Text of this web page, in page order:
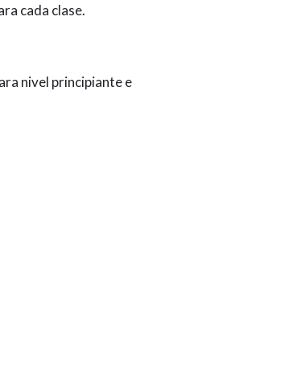
cada clase.
nivel principiante e